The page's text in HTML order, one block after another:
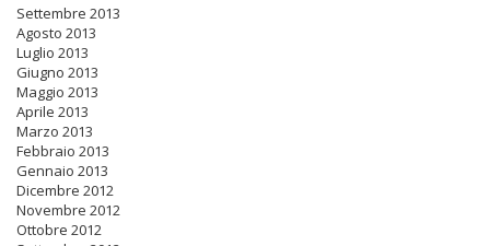
Settembre 2013
Agosto 2013
Luglio 2013
Giugno 2013
Maggio 2013
Aprile 2013
Marzo 2013
Febbraio 2013
Gennaio 2013
Dicembre 2012
Novembre 2012
Ottobre 2012